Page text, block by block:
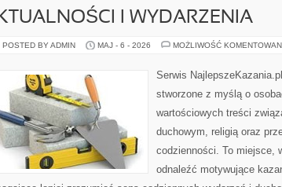
I WYDARZENIA
POSTED BY ADMIN MAJ - 6 - 2026 MOŻLIWOŚĆ
Serwis
stworzone z myślą o
wartościowych treści
duchowym, religią oraz
codzienności. To miejsce,
odnaleźć motywujące